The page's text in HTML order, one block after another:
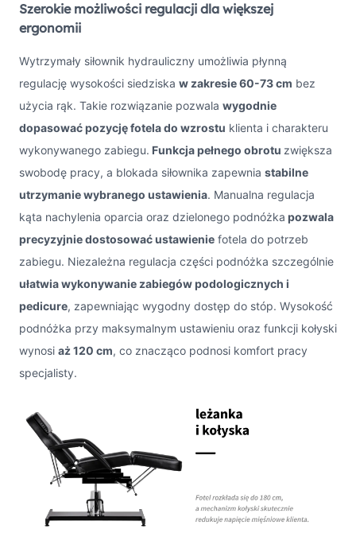
Szerokie możliwości regulacji dla większej
ergonomii
Wytrzymały siłownik hydrauliczny umożliwia płynną
regulację wysokości siedziska w zakresie 60-73 cm bez
użycia rąk. Takie rozwiązanie pozwala wygodnie
dopasować pozycję fotela do wzrostu klienta i charakteru
wykonywanego zabiegu. Funkcja pełnego obrotu zwiększa
swobodę pracy, a blokada siłownika zapewnia stabilne
utrzymanie wybranego ustawienia. Manualna regulacja
kąta nachylenia oparcia oraz dzielonego podnóżka pozwala
precyzyjnie dostosować ustawienie fotela do potrzeb
zabiegu. Niezależna regulacja części podnóżka szczególnie
ułatwia wykonywanie zabiegów podologicznych i
pedicure, zapewniając wygodny dostęp do stóp. Wysokość
podnóżka przy maksymalnym ustawieniu oraz funkcji kołyski
wynosi aż 120 cm, co znacząco podnosi komfort pracy
specjalisty.